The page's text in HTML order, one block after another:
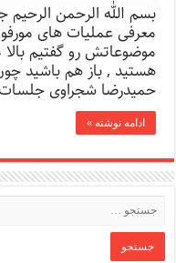
بسم الله الرحمن الرحیم
معرفی عملیات های
موضوعاتش رو گفتیم
هستید , باز هم باشید
حمیدرضا شجراوی
ادامه نوشته »